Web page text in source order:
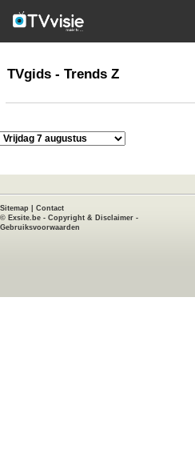
TVgids
TVgids - Trends Z
Sitemap
Contact
© Exsite.be - Copyright & Disclaimer -
Gebruiksvoorwaarden